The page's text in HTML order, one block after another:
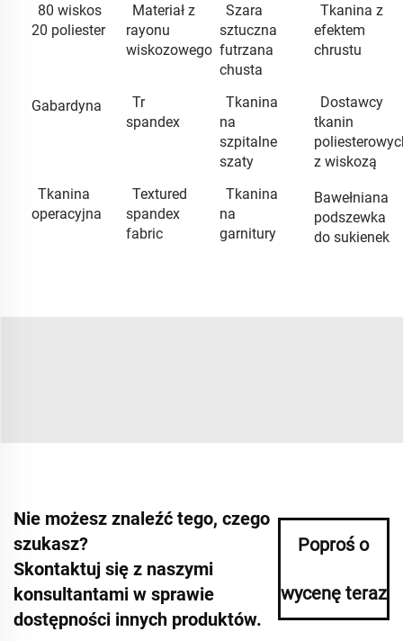
80 wiskos
20 poliester
Materiał z
rayonu
wiskozowego
Szara
sztuczna
futrzana
chusta
Tkanina z
efektem
chrustu
Gabardyna
Tr
spandex
Tkanina
na
szpitalne
szaty
Dostawcy
tkanin
z wiskozą
Tkanina
operacyjna
Textured
spandex
fabric
Tkanina
na
garnitury
Bawełniana
podszewka
do sukienek
Nie możesz znaleźć tego, czego
szukasz?
Skontaktuj się z naszymi
konsultantami w sprawie
dostępności innych produktów.
Poproś o
wycenę teraz